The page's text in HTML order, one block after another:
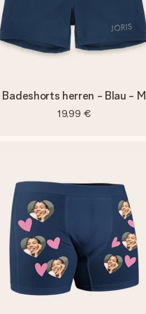
Badeshorts herren - Blau - M
19,99 €